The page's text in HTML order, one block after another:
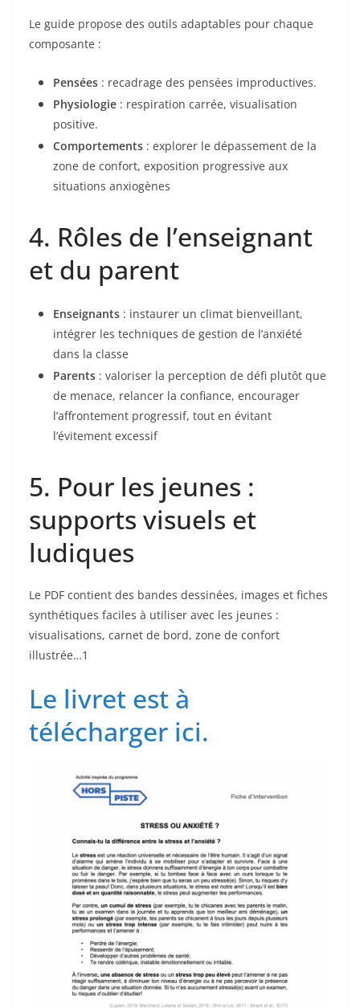
Le guide propose des outils adaptables pour chaque
composante :
Pensées : recadrage des pensées improductives.
Physiologie : respiration carrée, visualisation
positive.
Comportements : explorer le dépassement de la
zone de confort, exposition progressive aux
situations anxiogènes
4. Rôles de l’enseignant
et du parent
Enseignants : instaurer un climat bienveillant,
intégrer les techniques de gestion de l’anxiété
dans la classe
Parents : valoriser la perception de défi plutôt que
de menace, relancer la confiance, encourager
l’affrontement progressif, tout en évitant
l’évitement excessif
5. Pour les jeunes :
supports visuels et
ludiques
Le PDF contient des bandes dessinées, images et fiches
synthétiques faciles à utiliser avec les jeunes :
visualisations, carnet de bord, zone de confort
illustrée…1
Le livret est à
télécharger ici.